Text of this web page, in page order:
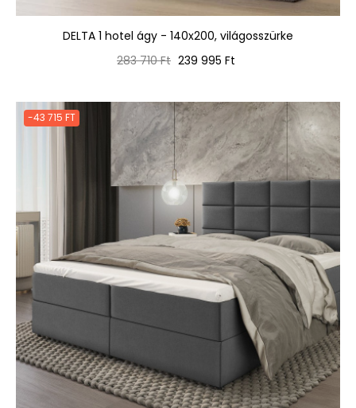
DELTA 1 hotel ágy - 140x200, világosszürke
Normál
283 710 Ft Ár
239 995 Ft
-43 715 FT